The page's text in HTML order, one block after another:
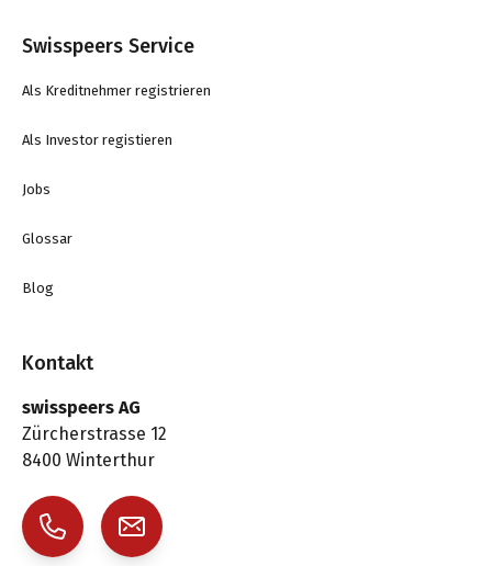
Swisspeers Service
Als Kreditnehmer registrieren
Als Investor registieren
Jobs
Glossar
Blog
Kontakt
swisspeers AG
Zürcherstrasse 12
8400 Winterthur